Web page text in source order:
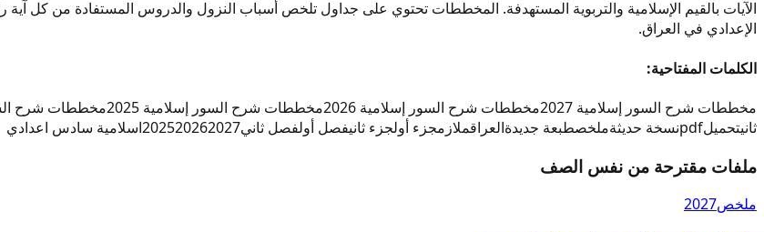
الإعدادي في العراق.
الكلمات المفتاحية:
مخططات شرح السور إسلامية 2027
مخططات شرح السور إسلامية 2026 مخططات شرح السور إسلامية 2025 مخططات شرح
ثانيتحميلpdfنسخة حديثةملخصطبعة جديدةالعراقملازمجزء أولجزء ثانيفصل أولفصل ثاني 202520262027 اسلامية سادس اعدادي
ملفات مقترحة من نفس الصف
ملخص2027